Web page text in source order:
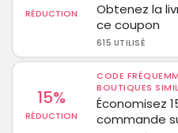
RÉDUCTION
Obtenez la
ce coupon
615 UTILISÉ
15%
RÉDUCTION
CODE
BOUTIQUES
Économisez
commande